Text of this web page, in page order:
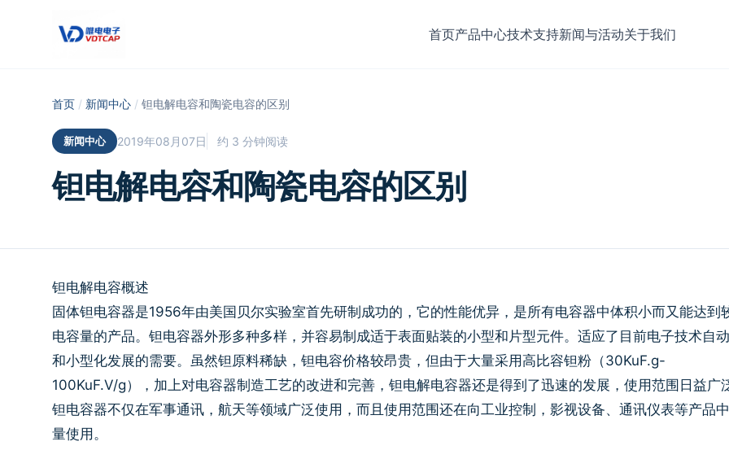
首页产品中心技术支持新闻与活动关于我们
首页 / 新闻中心 / 钽电解电容和陶瓷电容的区别
新闻中心 2019年08月07日 约 3 分钟阅读
钽电解电容和陶瓷电容的区别
钽电解电容概述
固体钽电容器是1956年由美国贝尔实验室首先研制成功的，它的性能优异，是所有电容器中体积小而又能达到
电容量的产品。钽电容器外形多种多样，并容易制成适于表面贴装的小型和片型元件。适应了目前电子技术自
和小型化发展的需要。虽然钽原料稀缺，钽电容价格较昂贵，但由于大量采用高比容钽粉（30KuF.g-
100KuF.V/g），加上对电容器制造工艺的改进和完善，钽电解电容器还是得到了迅速的发展，使用范围日益广
钽电容器不仅在军事通讯，航天等领域广泛使用，而且使用范围还在向工业控制，影视设备、通讯仪表等产品
量使用。